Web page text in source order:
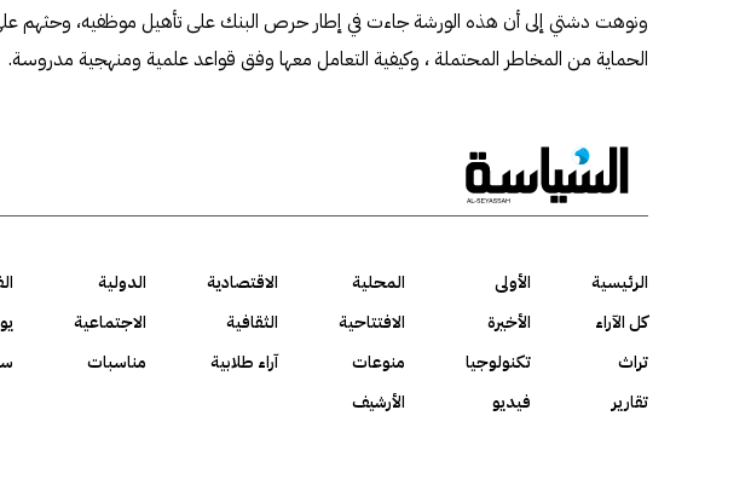
ونوهت دشتي إلى أن هذه الورشة جاءت في إطار حرص البنك على تأهيل موظفيه، وحثهم
الحماية من المخاطر المحتملة ، وكيفية التعامل معها وفق قواعد علمية ومنهجية مدروسة.
الرئيسية الأولى المحلية الاقتصادية الدولية
كل الآراء
الأخيرة الافتتاحية الثقافية الاجتماعية
تراث
تكنولوجيا منوعات آراء طلابية مناسبات
تقارير
فيديو الأرشيف